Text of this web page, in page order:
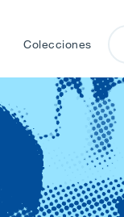
Colecciones